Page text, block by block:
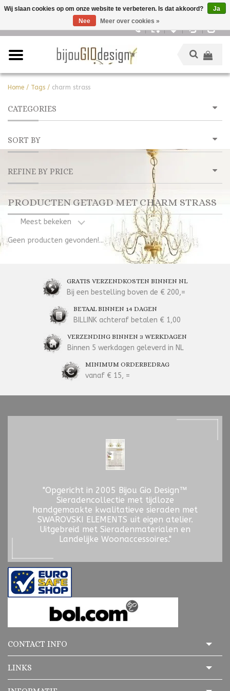
Home / Tags / charm strass
CATEGORIES
SORT BY
REFINE BY PRICE
PRODUCTEN GETAGD MET CHARM STRASS
Meest bekeken
Geen producten gevonden!...
GRATIS VERZENDKOSTEN BINNEN NL
Bij een bestelling boven de € 200,=
BETAAL BINNEN 14 DAGEN
BILLINK achteraf betalen € 1,00
VERZENDING BINNEN 3 WERKDAGEN
Binnen 5 werkdagen geleverd in NL
MINIMUM ORDERBEDRAG
vanaf € 15, =
"Opgericht in 2005 Bijou Gio Design™
Sieradencollectie met tijdloze
handgemaakte kwalitatieve sieraden met
SWAROVSKI ELEMENTS uit eigen atelier.
Uitgebreid met Sieradenmaterialen en
Landelijke Woonaccessoires."
CONTACT INFO
LINKS
Wij slaan cookies op om onze website te verbeteren. Is dat akkoord?
Ja
Nee
Meer over cookies »